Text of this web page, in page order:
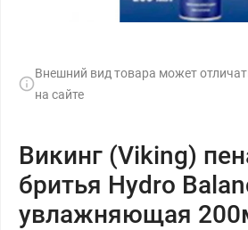
Внешний вид товара может
на сайте
Викинг (Viking)
бритья Hydro
увлажняющая